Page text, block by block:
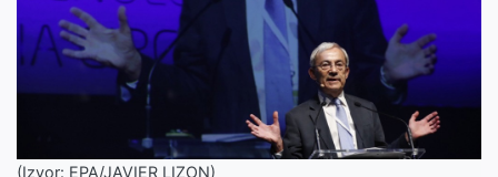
(Izvor: EPA/JAVIER LIZON)